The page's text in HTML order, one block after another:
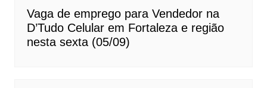
Vaga de emprego para Vendedor na
D’Tudo Celular em Fortaleza e região
nesta sexta (05/09)